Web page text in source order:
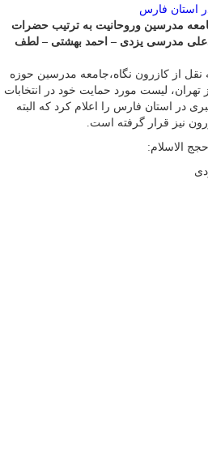
مدرسین و‌روحانیت به ترتیب حضرات
مدرسی یزدی – احمد بهشتی – لطف
نقل از کازرون نگاه،جامعه مدرسین حوزه
تهران، لیست مورد حمایت خود در انتخابات
در استان فارس را اعلام کرد که البته
نیز قرار گرفته است.
الاسلام: